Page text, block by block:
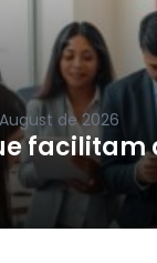
de 2026
facilitam